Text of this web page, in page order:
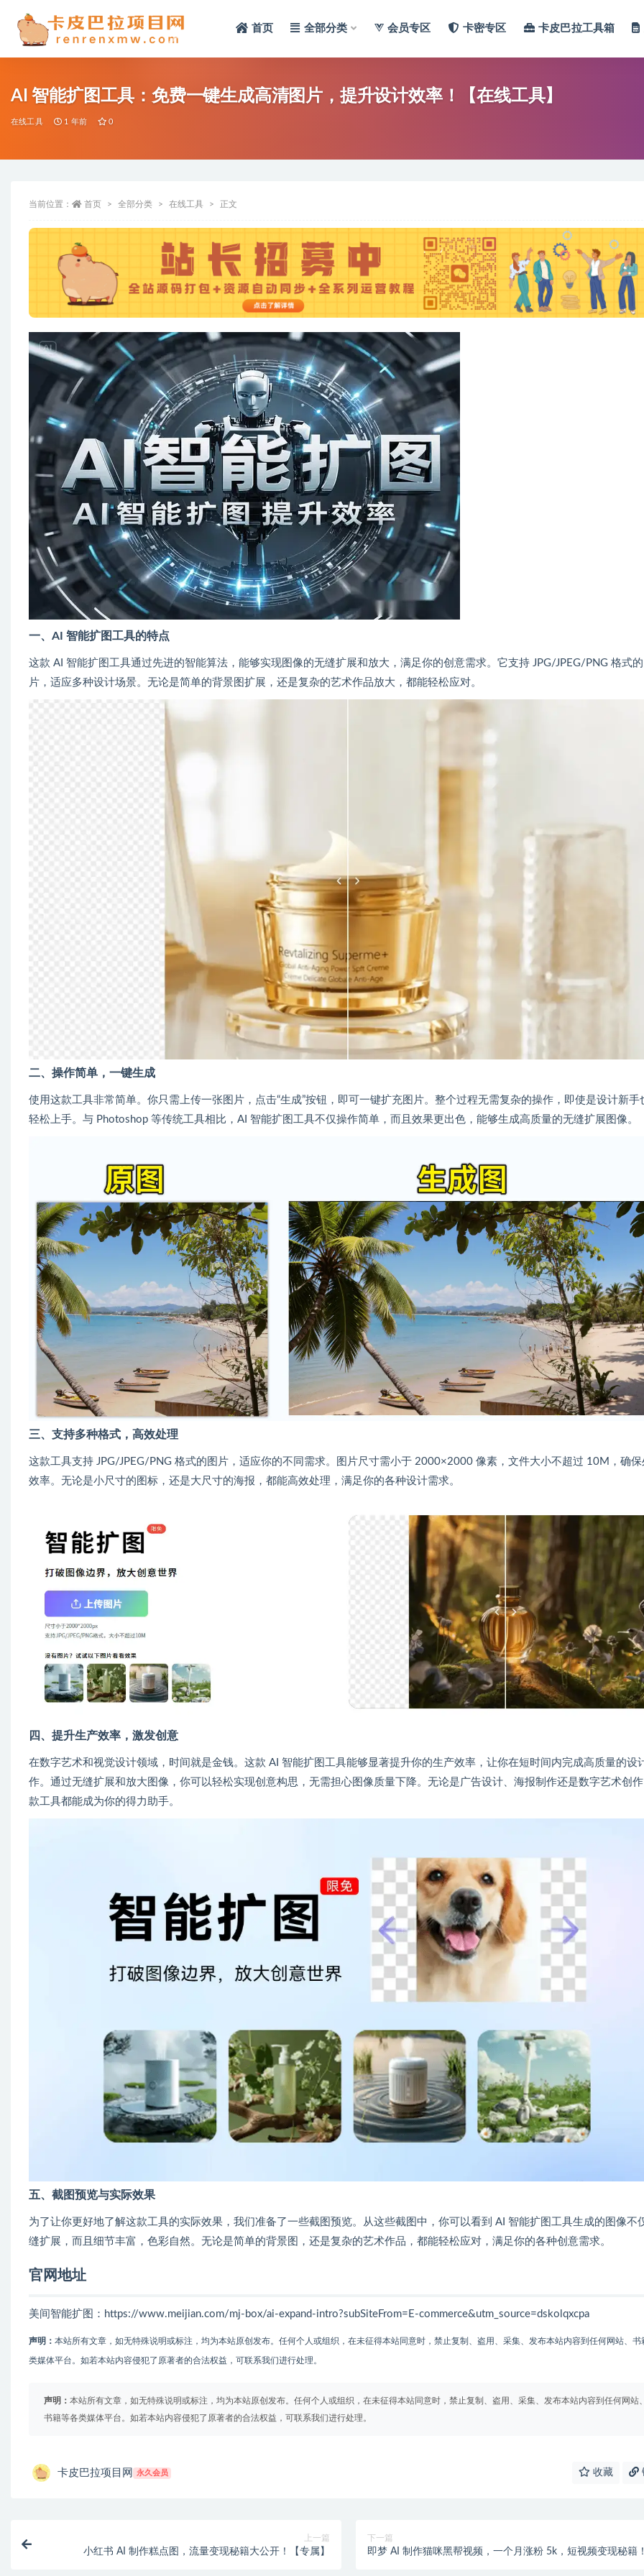
首页 全部分类 会员专区 卡密专区 卡皮巴拉工具箱
AI 智能扩图工具：免费一键生成高清图片，提升设计效率！【在线工具】
在线工具 1 年前 0
当前位置： 首页 全部分类 在线工具 正文
一、AI 智能扩图工具的特点
这款 AI 智能扩图工具通过先进的智能算法，能够实现图像的无缝扩展和放大，满足你的创意需求。它支持 JPG/JPEG/PNG 格式
片，适应多种设计场景。无论是简单的背景图扩展，还是复杂的艺术作品放大，都能轻松应对。
二、操作简单，一键生成
使用这款工具非常简单。你只需上传一张图片，点击“生成”按钮，即可一键扩充图片。整个过程无需复杂的操作，即使是设计新手
轻松上手。与 Photoshop 等传统工具相比，AI 智能扩图工具不仅操作简单，而且效果更出色，能够生成高质量的无缝扩展图像。
三、支持多种格式，高效处理
这款工具支持 JPG/JPEG/PNG 格式的图片，适应你的不同需求。图片尺寸需小于 2000×2000 像素，文件大小不超过 10M，确保
效率。无论是小尺寸的图标，还是大尺寸的海报，都能高效处理，满足你的各种设计需求。
四、提升生产效率，激发创意
在数字艺术和视觉设计领域，时间就是金钱。这款 AI 智能扩图工具能够显著提升你的生产效率，让你在短时间内完成高质量的设
作。通过无缝扩展和放大图像，你可以轻松实现创意构思，无需担心图像质量下降。无论是广告设计、海报制作还是数字艺术创
款工具都能成为你的得力助手。
五、截图预览与实际效果
为了让你更好地了解这款工具的实际效果，我们准备了一些截图预览。从这些截图中，你可以看到 AI 智能扩图工具生成的图像不
缝扩展，而且细节丰富，色彩自然。无论是简单的背景图，还是复杂的艺术作品，都能轻松应对，满足你的各种创意需求。
官网地址
美间智能扩图：https://www.meijian.com/mj-box/ai-expand-intro?subSiteFrom=E-commerce&utm_source=dskolqxcpa
声明： 本站所有文章，如无特殊说明或标注，均为本站原创发布。任何个人或组织，在未征得本站同意时，禁止复制、盗用、采集、发布本站内容到任何网站、书
类媒体平台。如若本站内容侵犯了原著者的合法权益，可联系我们进行处理。
声明： 本站所有文章，如无特殊说明或标注，均为本站原创发布。任何个人或组织，在未征得本站同意时，禁止复制、盗用、采集、发布本站内容到任何网站
书籍等各类媒体平台。如若本站内容侵犯了原著者的合法权益，可联系我们进行处理。
卡皮巴拉项目网 永久会员 收藏
上一篇
小红书 AI 制作糕点图，流量变现秘籍大公开！【专属】
下一篇
即梦 AI 制作猫咪黑帮视频，一个月涨粉 5k，短视频变现秘籍